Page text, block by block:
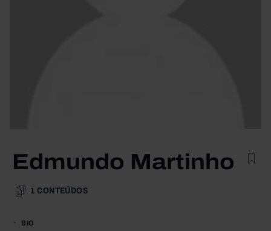
Edmundo Martinho
1 CONTEÚDOS
BIO